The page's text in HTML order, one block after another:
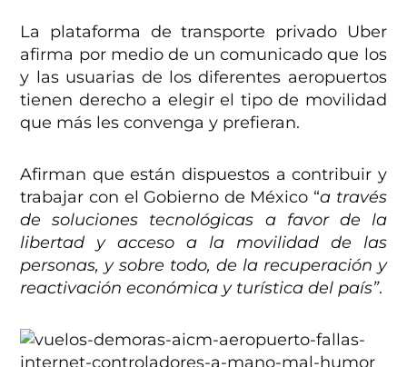
La plataforma de transporte privado Uber
afirma por medio de un comunicado que los
y las usuarias de los diferentes aeropuertos
tienen derecho a elegir el tipo de movilidad
que más les convenga y prefieran.
Afirman que están dispuestos a contribuir y
trabajar con el Gobierno de México “a través
de soluciones tecnológicas a favor de la
libertad y acceso a la movilidad de las
personas, y sobre todo, de la recuperación y
reactivación económica y turística del país”.